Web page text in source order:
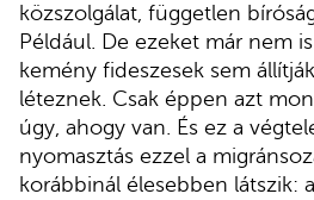
közszolgálat, független
Például. De ezeket már nem
kemény fideszesek sem
léteznek. Csak éppen azt
úgy, ahogy van. És ez a
nyomasztás ezzel a
korábbinál élesebben látszik: